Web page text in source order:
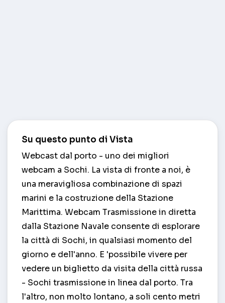
Su questo punto di Vista
Webcast dal porto - uno dei migliori
webcam a Sochi. La vista di fronte a noi, è
una meravigliosa combinazione di spazi
marini e la costruzione della Stazione
Marittima. Webcam Trasmissione in diretta
dalla Stazione Navale consente di esplorare
la città di Sochi, in qualsiasi momento del
giorno e dell'anno. E 'possibile vivere per
vedere un biglietto da visita della città russa
- Sochi trasmissione in linea dal porto. Tra
l'altro, non molto lontano, a soli cento metri